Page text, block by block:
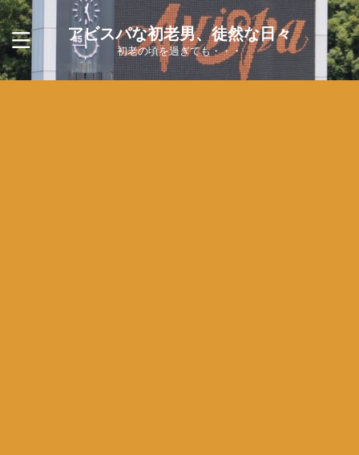
アビスパな初老男、徒然な日々
初老の頃を過ぎても・・・